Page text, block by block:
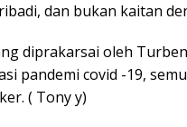
dan bukan kaitan
diprakarsai oleh
pandemi covid -19,
( Tony y)